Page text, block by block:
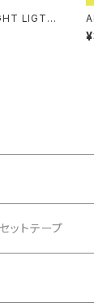
LIGTH
Tシャツ
ットテープ